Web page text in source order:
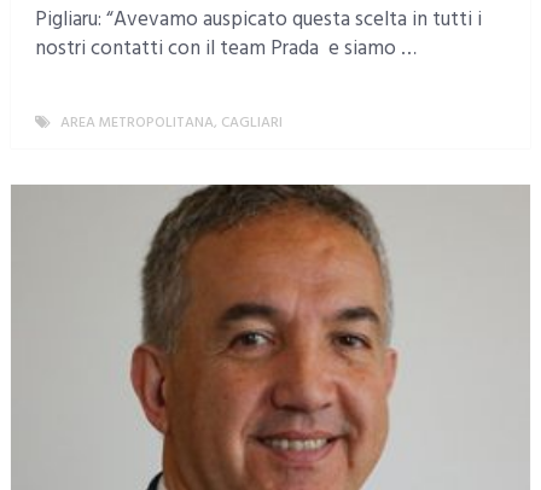
Pigliaru: “Avevamo auspicato questa scelta in tutti i
nostri contatti con il team Prada e siamo …
AREA METROPOLITANA, CAGLIARI